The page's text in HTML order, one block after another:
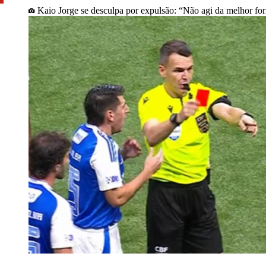
Kaio Jorge se desculpa por expulsão: “Não agi da melhor